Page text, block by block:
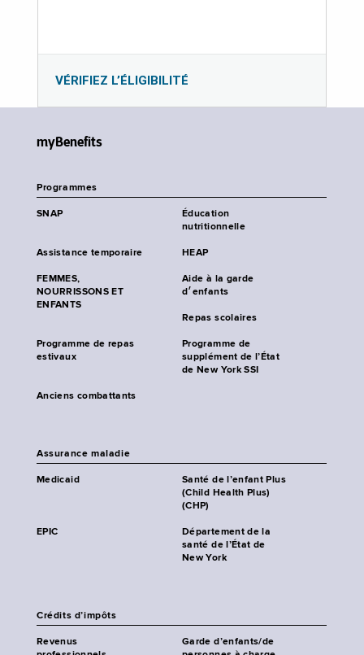
VÉRIFIEZ L’ÉLIGIBILITÉ
myBenefits
Programmes
SNAP
Éducation
nutritionnelle
Assistance temporaire HEAP
FEMMES,
NOURRISSONS ET
ENFANTS
Aide à la garde
d׳enfants
Repas scolaires
Programme de repas
estivaux
Programme de
supplément de l’État
de New York SSI
Anciens combattants
Assurance maladie
Medicaid
Santé de l’enfant Plus
(Child Health Plus)
(CHP)
EPIC
Département de la
santé de l’État de
New York
Crédits d’impôts
Revenus
Garde d’enfants/de